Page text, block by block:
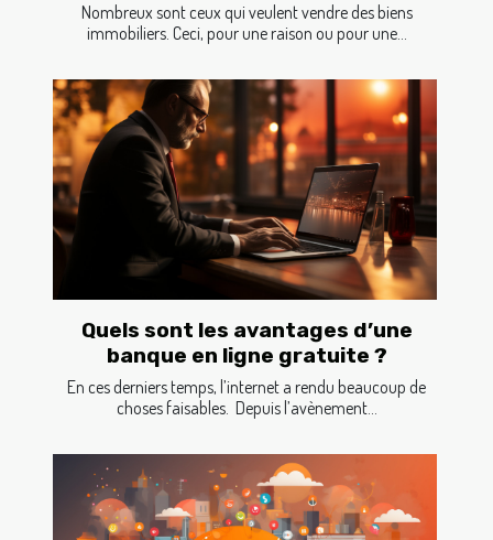
Nombreux sont ceux qui veulent vendre des biens
immobiliers. Ceci, pour une raison ou pour une...
Quels sont les avantages d’une
banque en ligne gratuite ?
En ces derniers temps, l’internet a rendu beaucoup de
choses faisables. Depuis l’avènement...